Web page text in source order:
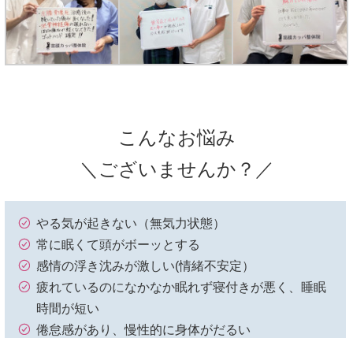
こんなお悩み
＼ございませんか？／
やる気が起きない（無気力状態）
常に眠くて頭がボーッとする
感情の浮き沈みが激しい(情緒不安定）
疲れているのになかなか眠れず寝付きが悪く、睡眠
時間が短い
倦怠感があり、慢性的に身体がだるい